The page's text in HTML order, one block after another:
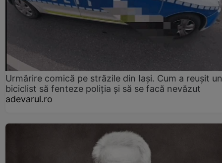
Urmărire comică pe străzile din Iași. Cum a reușit un
biciclist să fenteze poliția și să se facă nevăzut
adevarul.ro